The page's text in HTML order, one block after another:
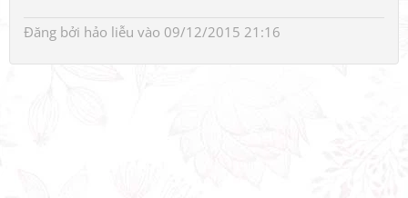
Đăng bởi hảo liễu vào 09/12/2015 21:16